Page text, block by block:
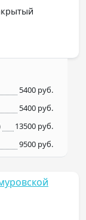
5400 руб.
5400 руб.
13500 руб.
9500 руб.